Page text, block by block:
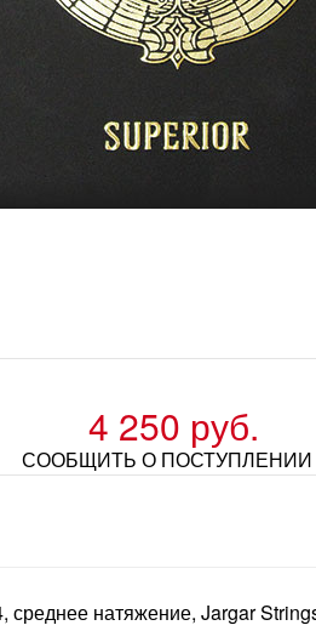
4 250 руб.
СООБЩИТЬ О ПОСТУПЛЕНИИ
среднее натяжение, Jargar